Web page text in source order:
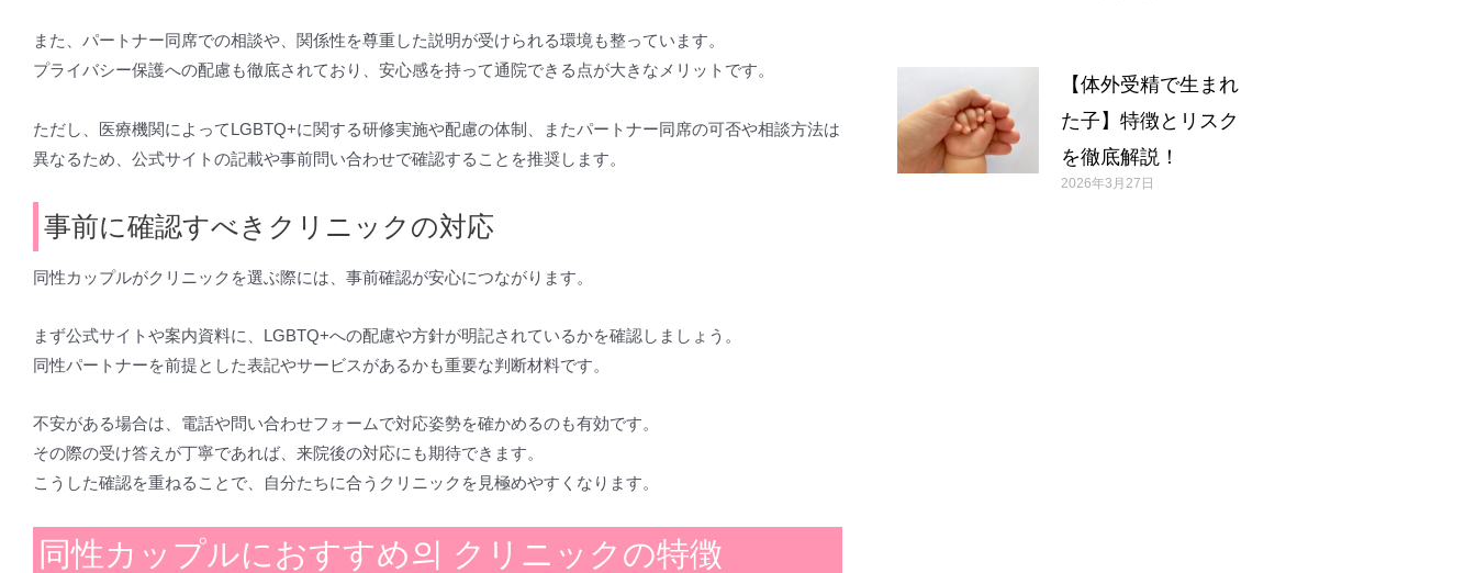
また、パートナー同席での相談や、関係性を尊重した説明が受けられる環境も整っています。
プライバシー保護への配慮も徹底されており、安心感を持って通院できる点が大きなメリットです。
ただし、医療機関によってLGBTQ+に関する研修実施や配慮の体制、またパートナー同席の可否や相談方法は
異なるため、公式サイトの記載や事前問い合わせで確認することを推奨します。
事前に確認すべきクリニックの対応
同性カップルがクリニックを選ぶ際には、事前確認が安心につながります。
まず公式サイトや案内資料に、LGBTQ+への配慮や方針が明記されているかを確認しましょう。
同性パートナーを前提とした表記やサービスがあるかも重要な判断材料です。
不安がある場合は、電話や問い合わせフォームで対応姿勢を確かめるのも有効です。
その際の受け答えが丁寧であれば、来院後の対応にも期待できます。
こうした確認を重ねることで、自分たちに合うクリニックを見極めやすくなります。
同性カップルにおすすめ의 クリニックの特徴
【体外受精で生まれ
た子】特徴とリスク
を徹底解説！
2026年3月27日